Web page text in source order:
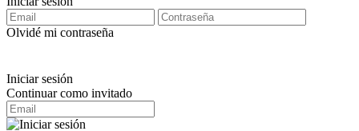
Olvidé mi contraseña
Iniciar sesión
Continuar como invitado